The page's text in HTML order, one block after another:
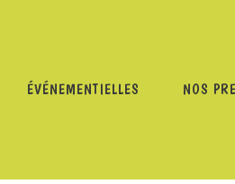
ÉVÉNEMENTIELLES NOS